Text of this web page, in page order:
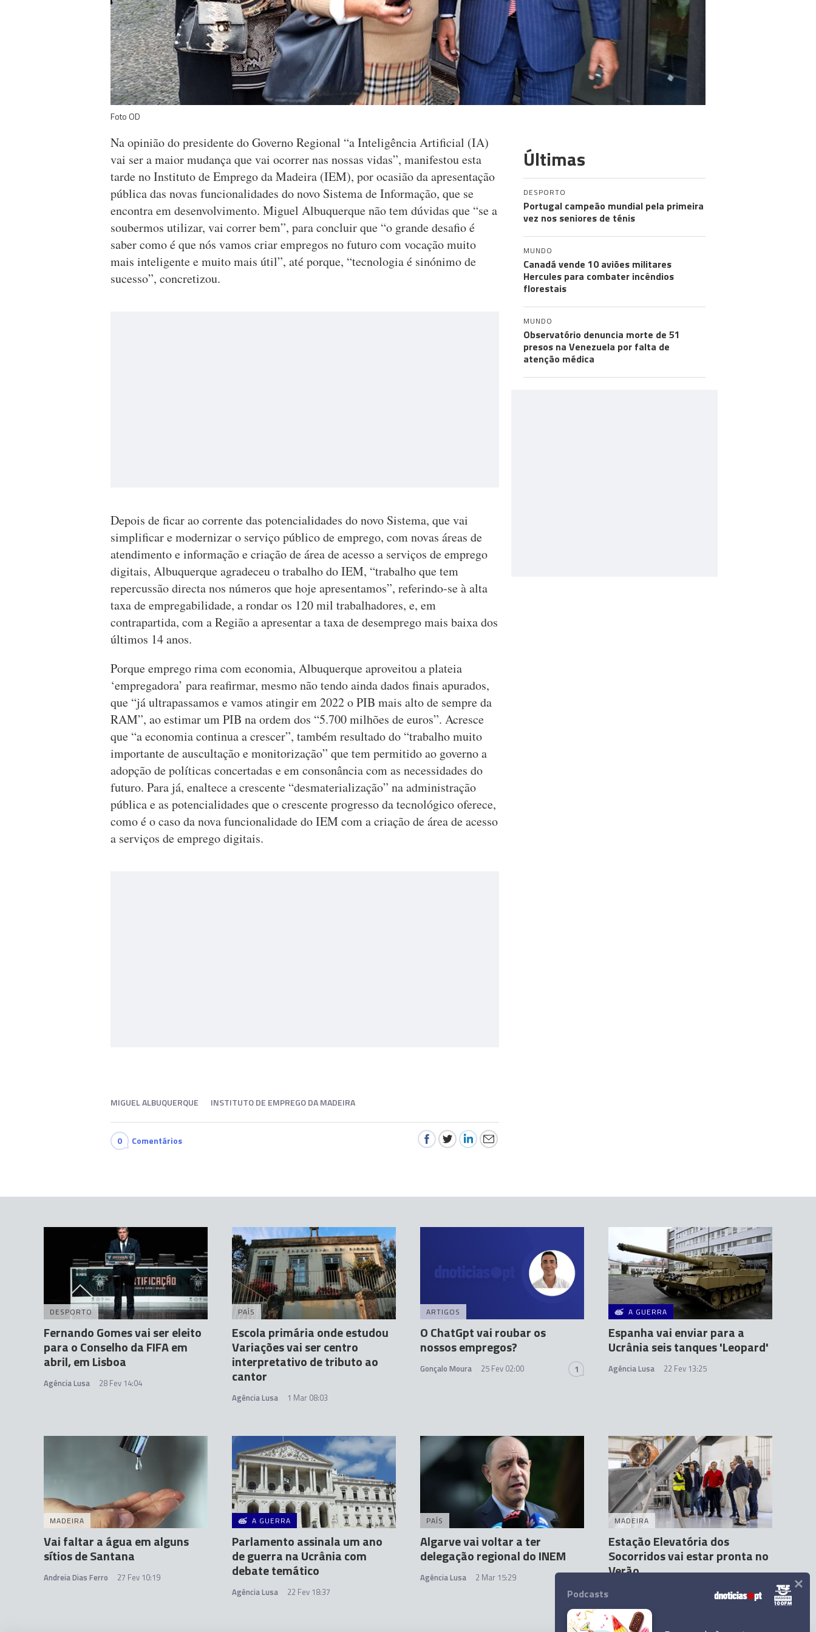
Foto OD
Na opinião do presidente do Governo Regional “a Inteligência Artificial (IA)
vai ser a maior mudança que vai ocorrer nas nossas vidas”, manifestou esta
tarde no Instituto de Emprego da Madeira (IEM), por ocasião da apresentação
pública das novas funcionalidades do novo Sistema de Informação, que se
encontra em desenvolvimento. Miguel Albuquerque não tem dúvidas que “se a
soubermos utilizar, vai correr bem”, para concluir que “o grande desafio é
saber como é que nós vamos criar empregos no futuro com vocação muito
mais inteligente e muito mais útil”, até porque, “tecnologia é sinónimo de
sucesso”, concretizou.
Depois de ficar ao corrente das potencialidades do novo Sistema, que vai
simplificar e modernizar o serviço público de emprego, com novas áreas de
atendimento e informação e criação de área de acesso a serviços de emprego
digitais, Albuquerque agradeceu o trabalho do IEM, “trabalho que tem
repercussão directa nos números que hoje apresentamos”, referindo-se à alta
taxa de empregabilidade, a rondar os 120 mil trabalhadores, e, em
contrapartida, com a Região a apresentar a taxa de desemprego mais baixa dos
últimos 14 anos.
Porque emprego rima com economia, Albuquerque aproveitou a plateia
‘empregadora’ para reafirmar, mesmo não tendo ainda dados finais apurados,
que “já ultrapassamos e vamos atingir em 2022 o PIB mais alto de sempre da
RAM”, ao estimar um PIB na ordem dos “5.700 milhões de euros”. Acresce
que “a economia continua a crescer”, também resultado do “trabalho muito
importante de auscultação e monitorização” que tem permitido ao governo a
adopção de políticas concertadas e em consonância com as necessidades do
futuro. Para já, enaltece a crescente “desmaterialização” na administração
pública e as potencialidades que o crescente progresso da tecnológico oferece,
como é o caso da nova funcionalidade do IEM com a criação de área de acesso
a serviços de emprego digitais.
MIGUEL ALBUQUERQUE INSTITUTO DE EMPREGO DA MADEIRA
0 Comentários
Últimas
DESPORTO
Portugal campeão mundial pela primeira
vez nos seniores de ténis
MUNDO
Canadá vende 10 aviões militares
Hercules para combater incêndios
florestais
MUNDO
Observatório denuncia morte de 51
presos na Venezuela por falta de
atenção médica
DESPORTO
Fernando Gomes vai ser eleito
para o Conselho da FIFA em
abril, em Lisboa
Agência Lusa 28 Fev 14:04
PAÍS
Escola primária onde estudou
Variações vai ser centro
interpretativo de tributo ao
cantor
Agência Lusa 1 Mar 08:03
ARTIGOS
O ChatGpt vai roubar os
nossos empregos?
Gonçalo Moura 25 Fev 02:00 1
A GUERRA
Espanha vai enviar para a
Ucrânia seis tanques 'Leopard'
Agência Lusa 22 Fev 13:25
MADEIRA
Vai faltar a água em alguns
sítios de Santana
Andreia Dias Ferro 27 Fev 10:19
A GUERRA
Parlamento assinala um ano
de guerra na Ucrânia com
debate temático
Agência Lusa 22 Fev 18:37
PAÍS
Algarve vai voltar a ter
delegação regional do INEM
Agência Lusa 2 Mar 15:29
MADEIRA
Estação Elevatória dos
Socorridos vai estar pronta no
Verão
25 Fev 11:32
Podcasts ×